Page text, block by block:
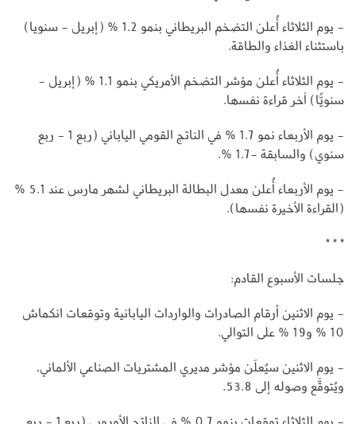
- يوم الثلاثاء أُعلن التضخم البريطاني بنمو 1.2 % (إبريل - سنويا)
باستثناء الغذاء والطاقة.
- يوم الثلاثاء أُعلن مؤشر التضخم الأمريكي بنمو 1.1 % (إبريل -
سنويًّا) آخر قراءة نفسها.
- يوم الأربعاء نمو 1.7 % في الناتج القومي الياباني (ربع 1 - ربع
سنوي) والسابقة -1.7 %.
- يوم الأربعاء أُعلن معدل البطالة البريطاني لشهر مارس عند 5.1 %
(القراءة الأخيرة نفسها).
* * *
جلسات الأسبوع القادم:
- يوم الاثنين أرقام الصادرات والواردات اليابانية وتوقعات انكماش
10 % و19 % على التوالي.
- يوم الاثنين سيُعلَن مؤشر مديري المشتريات الصناعي الألماني،
ويُتوقَّع وصوله إلى 53.8.